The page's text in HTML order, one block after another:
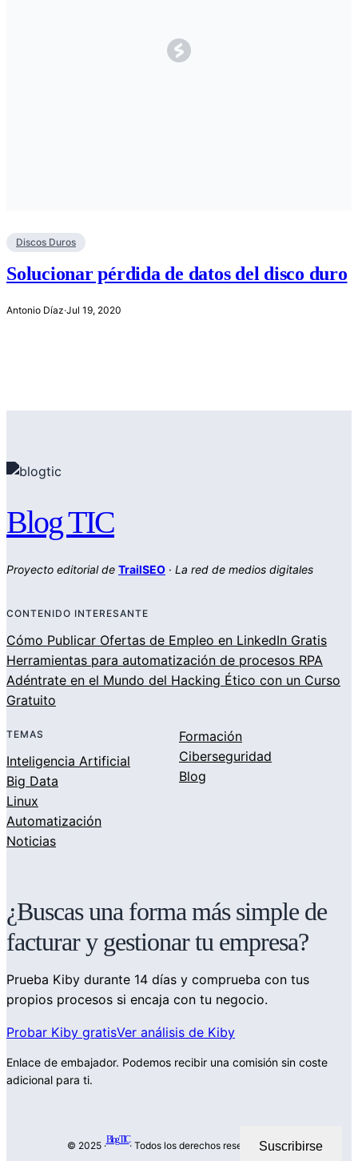
Discos Duros
Solucionar pérdida de datos del disco duro
Antonio Díaz·Jul 19, 2020
Blog TIC
Proyecto editorial de TrailSEO · La red de medios digitales
CONTENIDO INTERESANTE
Cómo Publicar Ofertas de Empleo en LinkedIn Gratis
Herramientas para automatización de procesos RPA
Adéntrate en el Mundo del Hacking Ético con un Curso
Gratuito
TEMAS
Inteligencia Artificial
Big Data
Linux
Automatización
Noticias
Formación
Ciberseguridad
Blog
¿Buscas una forma más simple de
facturar y gestionar tu empresa?
Prueba Kiby durante 14 días y comprueba con tus
propios procesos si encaja con tu negocio.
Probar Kiby gratisVer análisis de Kiby
Enlace de embajador. Podemos recibir una comisión sin coste
adicional para ti.
© 2025 ·
Blog TIC
· Todos los derechos reservadosSuscribirse